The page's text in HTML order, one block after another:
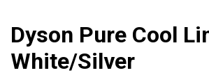
Dyson Pure Cool
White/Silver